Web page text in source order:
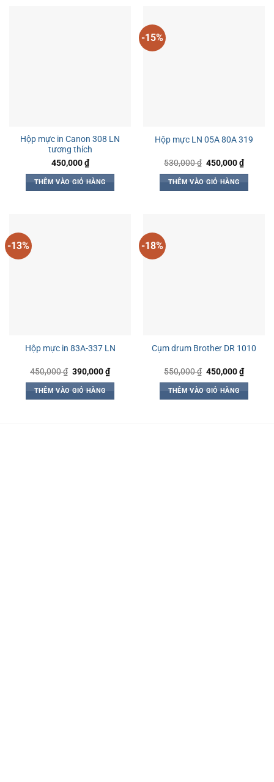
Hộp mực in Canon 308 LN
tương thích
450,000₫
THÊM VÀO GIỎ HÀNG
-15%
Hộp mực LN 05A 80A 319
530,000₫ Giá
là:
530,000 ₫.
450,000₫Giá
hiện
THÊM VÀO GIỎ HÀNG
-13%
Hộp mực in 83A-337 LN
450,000₫ Giá
là:
450,000 ₫.
390,000₫Giá
hiện
390,000 ₫.
THÊM VÀO GIỎ HÀNG
-18%
Cụm drum Brother DR 1010
550,000₫ Giá
là:
550,000 ₫.
450,000₫Giá
hiện
THÊM VÀO GIỎ HÀNG